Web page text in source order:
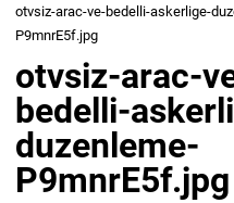
otvsiz-arac-ve-bedelli-askerlige-
P9mnrE5f.jpg
otvsiz-arac-
bedelli-
duzenleme-
P9mnrE5f.jpg